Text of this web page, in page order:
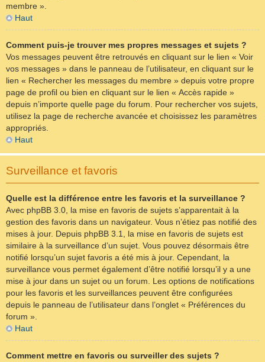
membre ».
Haut
Comment puis-je trouver mes propres messages et sujets ?
Vos messages peuvent être retrouvés en cliquant sur le lien « Voir
vos messages » dans le panneau de l’utilisateur, en cliquant sur le
lien « Rechercher les messages du membre » depuis votre propre
page de profil ou bien en cliquant sur le lien « Accès rapide »
depuis n’importe quelle page du forum. Pour rechercher vos sujets,
utilisez la page de recherche avancée et choisissez les paramètres
appropriés.
Haut
Surveillance et favoris
Quelle est la différence entre les favoris et la surveillance ?
Avec phpBB 3.0, la mise en favoris de sujets s’apparentait à la
gestion des favoris dans un navigateur. Vous n’étiez pas notifié des
mises à jour. Depuis phpBB 3.1, la mise en favoris de sujets est
similaire à la surveillance d’un sujet. Vous pouvez désormais être
notifié lorsqu’un sujet favoris a été mis à jour. Cependant, la
surveillance vous permet également d’être notifié lorsqu’il y a une
mise à jour dans un sujet ou un forum. Les options de notifications
pour les favoris et les surveillances peuvent être configurées
depuis le panneau de l’utilisateur dans l’onglet « Préférences du
forum ».
Haut
Comment mettre en favoris ou surveiller des sujets ?